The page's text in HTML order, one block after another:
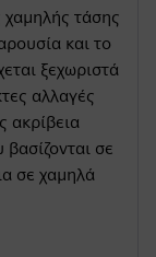
τάσης
και το
ξεχωριστά
αλλαγές
ακρίβεια
σε
σε χαμηλά